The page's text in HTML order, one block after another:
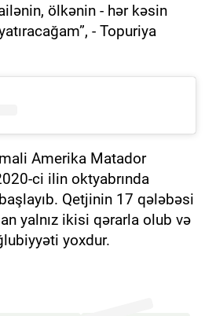
ölkənin - hər kəsin
- Topuriya
Amerika Matador
ci ilin oktyabrında
Qetjinin 17 qələbəsi
yalnız ikisi qərarla olub və
yoxdur.